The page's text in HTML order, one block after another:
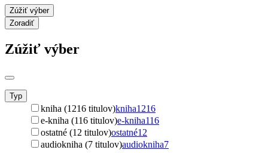
Zúžiť výber
Zoradiť
Zúžiť výber
Typ
kniha (1216 titulov)kniha1216
e-kniha (116 titulov)e-kniha116
ostatné (12 titulov)ostatné12
audiokniha (7 titulov)audiokniha7